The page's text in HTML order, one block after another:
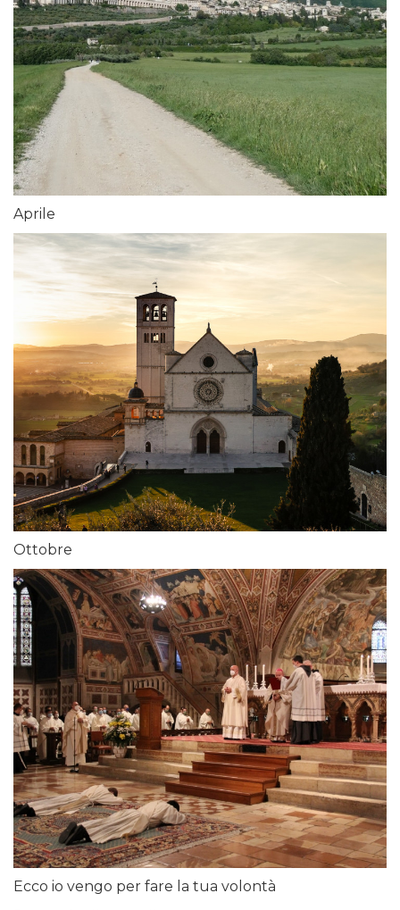
Aprile
Ottobre
Ecco io vengo per fare la tua volontà